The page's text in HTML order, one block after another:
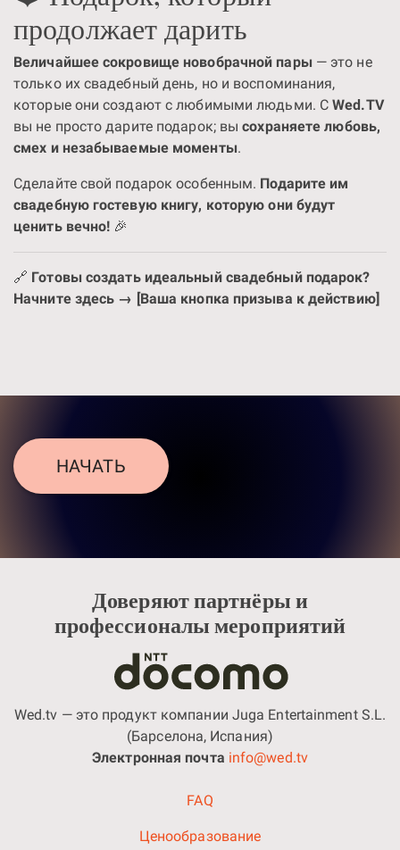
продолжает дарить
Величайшее сокровище новобрачной пары — это не
только их свадебный день, но и воспоминания,
которые они создают с любимыми людьми. СWed.TV
вы не просто дарите подарок; высохраняете любовь,
смех и незабываемые моменты.
Сделайте свой подарок особенным. Подарите им
свадебную гостевую книгу, которую они будут
ценить вечно! 🎉
🔗 Готовы создать идеальный свадебный подарок?
Начните здесь → [Ваша кнопка призыва к действию]
НАЧАТЬ
Доверяют партнёры и
профессионалы мероприятий
Wed.tv — это продукт компании Juga Entertainment S.L.
(Барселона, Испания)
Электронная почта info@wed.tv
FAQ
Ценообразование